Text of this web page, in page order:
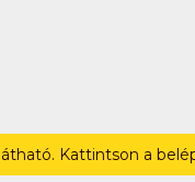
Kattintson a